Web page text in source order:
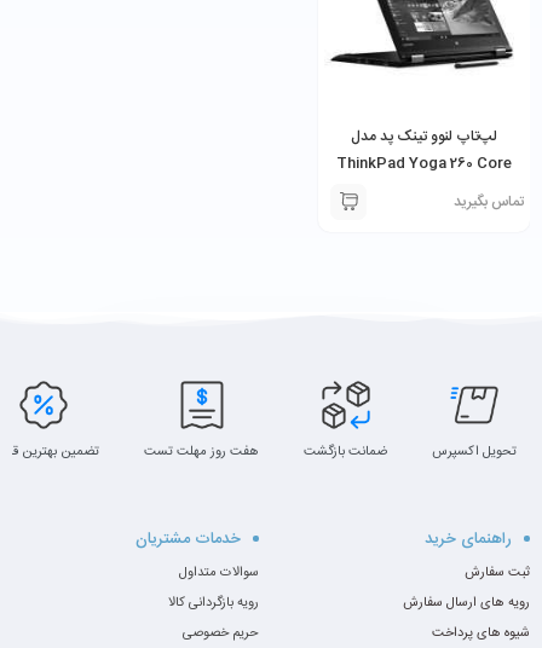
لپ‌تاپ لنوو تینک پد مدل
ThinkPad Yoga 260 Core
i5 6th 8GB 256SSD 12.5″
تماس بگیرید
تحویل اکسپرس ضمانت بازگشت هفت روز مهلت تست تضمین بهترین
راهنمای خرید
ثبت سفارش
رویه های ارسال سفارش
شیوه های پرداخت
خدمات مشتریان
سوالات متداول
رویه بازگردانی کالا
حریم خصوصی